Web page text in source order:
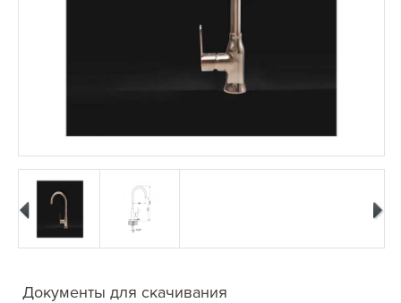
Документы для скачивания